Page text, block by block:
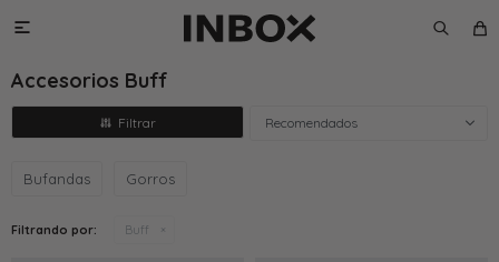

Accesorios Buff
Recomendados
Bufandas Gorros
Filtrando por: Buff